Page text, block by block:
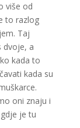
više od
to razlog
Taj
dvoje, a
kada to
kada su
oni znaju i
je tu